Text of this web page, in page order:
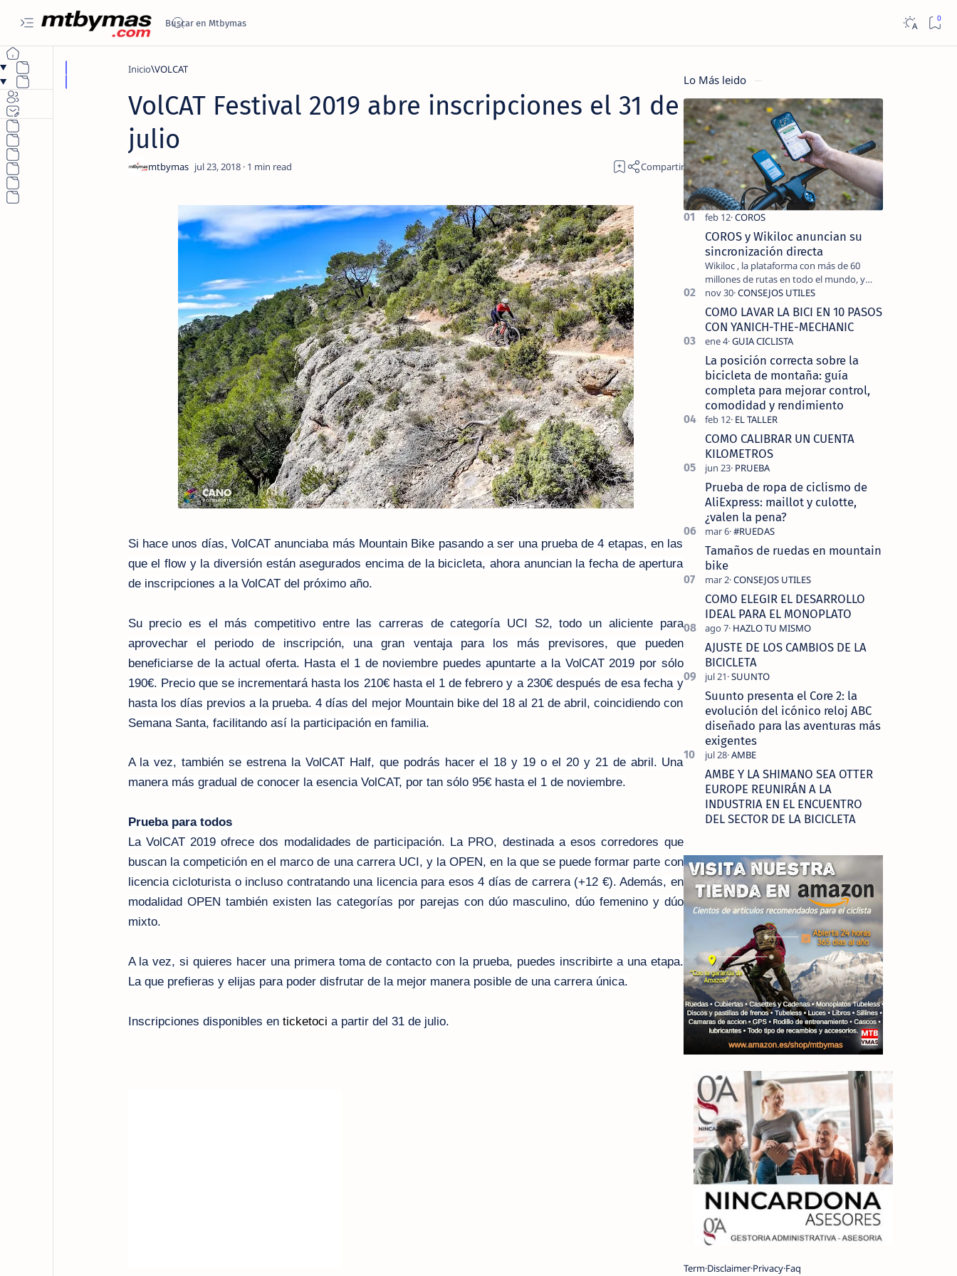
Inicio VOLCAT
VolCAT Festival 2019 abre inscripciones el 31 de
julio
1
Si hace unos días, VolCAT anunciaba más Mountain Bike pasando a ser una prueba de 4 etapas, en las
que el flow y la diversión están asegurados encima de la bicicleta, ahora anuncian la fecha de apertura
de inscripciones a la VolCAT del próximo año.
Su precio es el más competitivo entre las carreras de categoría UCI S2, todo un aliciente para
aprovechar el periodo de inscripción, una gran ventaja para los más previsores, que pueden
beneficiarse de la actual oferta. Hasta el 1 de noviembre puedes apuntarte a la VolCAT 2019 por sólo
190€. Precio que se incrementará hasta los 210€ hasta el 1 de febrero y a 230€ después de esa fecha y
hasta los días previos a la prueba. 4 días del mejor Mountain bike del 18 al 21 de abril, coincidiendo con
Semana Santa, facilitando así la participación en familia.
A la vez, también se estrena la VolCAT Half, que podrás hacer el 18 y 19 o el 20 y 21 de abril. Una
manera más gradual de conocer la esencia VolCAT, por tan sólo 95€ hasta el 1 de noviembre.
Prueba para todos
La VolCAT 2019 ofrece dos modalidades de participación. La PRO, destinada a esos corredores que
buscan la competición en el marco de una carrera UCI, y la OPEN, en la que se puede formar parte con
licencia cicloturista o incluso contratando una licencia para esos 4 días de carrera (+12 €). Además, en
modalidad OPEN también existen las categorías por parejas con dúo masculino, dúo femenino y dúo
mixto.
A la vez, si quieres hacer una primera toma de contacto con la prueba, puedes inscribirte a una etapa.
La que prefieras y elijas para poder disfrutar de la mejor manera posible de una carrera única.
Inscripciones disponibles en ticketoci a partir del 31 de julio.
Lo Más leido
COROS y Wikiloc anuncian su
sincronización directa
Wikiloc , la plataforma con más de 60
millones de rutas en todo el mundo, y
COROS , marca de dispositivos GPS
reconocida mundialmente por su
tecnolo…
COMO LAVAR LA BICI EN 10 PASOS
CON YANICH-THE-MECHANIC
La posición correcta sobre la
bicicleta de montaña: guía
completa para mejorar control,
comodidad y rendimiento
COMO CALIBRAR UN CUENTA
KILOMETROS
Prueba de ropa de ciclismo de
AliExpress: maillot y culotte,
¿valen la pena?
Tamaños de ruedas en mountain
bike
COMO ELEGIR EL DESARROLLO
IDEAL PARA EL MONOPLATO
AJUSTE DE LOS CAMBIOS DE LA
BICICLETA
Suunto presenta el Core 2: la
evolución del icónico reloj ABC
diseñado para las aventuras más
exigentes
AMBE Y LA SHIMANO SEA OTTER
EUROPE REUNIRÁN A LA
INDUSTRIA EN EL ENCUENTRO
DEL SECTOR DE LA BICICLETA
TermDisclaimerPrivacyFaq